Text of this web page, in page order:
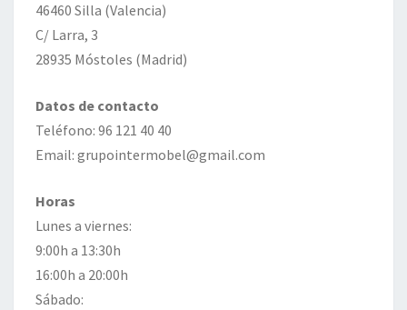
46460 Silla (Valencia)
C/ Larra, 3
28935 Móstoles (Madrid)
Datos de contacto
Teléfono: 96 121 40 40
Email: grupointermobel@gmail.com
Horas
Lunes a viernes:
9:00h a 13:30h
16:00h a 20:00h
Sábado: